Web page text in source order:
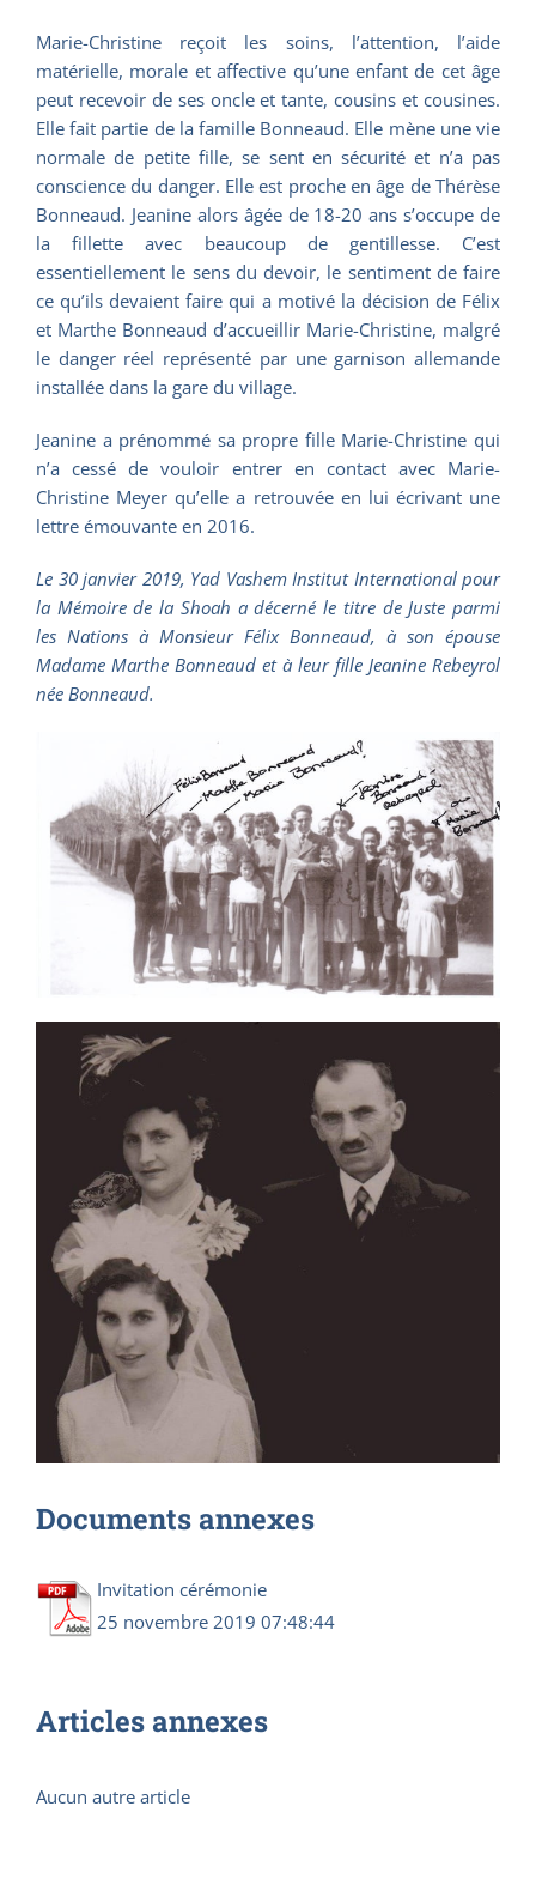
Marie-Christine reçoit les soins, l’attention, l’aide
matérielle, morale et affective qu’une enfant de cet âge
peut recevoir de ses oncle et tante, cousins et cousines.
Elle fait partie de la famille Bonneaud. Elle mène une vie
normale de petite fille, se sent en sécurité et n’a pas
conscience du danger. Elle est proche en âge de Thérèse
Bonneaud. Jeanine alors âgée de 18-20 ans s’occupe de
la fillette avec beaucoup de gentillesse. C’est
essentiellement le sens du devoir, le sentiment de faire
ce qu’ils devaient faire qui a motivé la décision de Félix
et Marthe Bonneaud d’accueillir Marie-Christine, malgré
le danger réel représenté par une garnison allemande
installée dans la gare du village.
Jeanine a prénommé sa propre fille Marie-Christine qui
n’a cessé de vouloir entrer en contact avec Marie-
Christine Meyer qu’elle a retrouvée en lui écrivant une
lettre émouvante en 2016.
Le 30 janvier 2019, Yad Vashem Institut International pour
la Mémoire de la Shoah a décerné le titre de Juste parmi
les Nations à Monsieur Félix Bonneaud, à son épouse
Madame Marthe Bonneaud et à leur fille Jeanine Rebeyrol
née Bonneaud.
Documents annexes
Invitation cérémonie
25 novembre 2019 07:48:44
Articles annexes
Aucun autre article